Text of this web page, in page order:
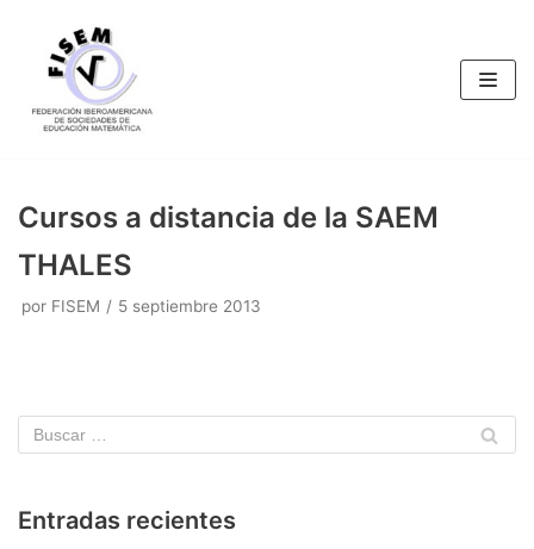
Saltar
contenido
Cursos a distancia de la SAEM
THALES
por FISEM 5 septiembre 2013
Entradas recientes